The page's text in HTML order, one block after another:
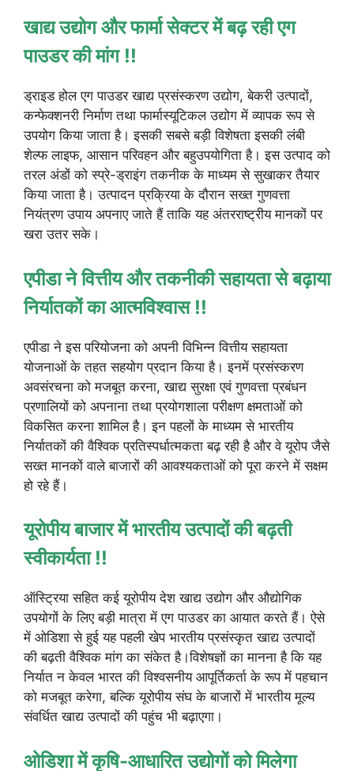
खाद्य उद्योग और फार्मा सेक्टर में बढ़ रही एग
पाउडर की मांग !!
ड्राइड होल एग पाउडर खाद्य प्रसंस्करण उद्योग, बेकरी उत्पादों,
कन्फेक्शनरी निर्माण तथा फार्मास्यूटिकल उद्योग में व्यापक रूप से
उपयोग किया जाता है। इसकी सबसे बड़ी विशेषता इसकी लंबी
शेल्फ लाइफ, आसान परिवहन और बहुउपयोगिता है। इस उत्पाद को
तरल अंडों को स्प्रे-ड्राइंग तकनीक के माध्यम से सुखाकर तैयार
किया जाता है। उत्पादन प्रक्रिया के दौरान सख्त गुणवत्ता
नियंत्रण उपाय अपनाए जाते हैं ताकि यह अंतरराष्ट्रीय मानकों पर
खरा उतर सके।
एपीडा ने वित्तीय और तकनीकी सहायता से बढ़ाया
निर्यातकों का आत्मविश्वास !!
एपीडा ने इस परियोजना को अपनी विभिन्न वित्तीय सहायता
योजनाओं के तहत सहयोग प्रदान किया है। इनमें प्रसंस्करण
अवसंरचना को मजबूत करना, खाद्य सुरक्षा एवं गुणवत्ता प्रबंधन
प्रणालियों को अपनाना तथा प्रयोगशाला परीक्षण क्षमताओं को
विकसित करना शामिल है। इन पहलों के माध्यम से भारतीय
निर्यातकों की वैश्विक प्रतिस्पर्धात्मकता बढ़ रही है और वे यूरोप जैसे
सख्त मानकों वाले बाजारों की आवश्यकताओं को पूरा करने में सक्षम
हो रहे हैं।
यूरोपीय बाजार में भारतीय उत्पादों की बढ़ती
स्वीकार्यता !!
ऑस्ट्रिया सहित कई यूरोपीय देश खाद्य उद्योग और औद्योगिक
उपयोगों के लिए बड़ी मात्रा में एग पाउडर का आयात करते हैं। ऐसे
में ओडिशा से हुई यह पहली खेप भारतीय प्रसंस्कृत खाद्य उत्पादों
की बढ़ती वैश्विक मांग का संकेत है।विशेषज्ञों का मानना है कि यह
निर्यात न केवल भारत की विश्वसनीय आपूर्तिकर्ता के रूप में पहचान
को मजबूत करेगा, बल्कि यूरोपीय संघ के बाजारों में भारतीय मूल्य
संवर्धित खाद्य उत्पादों की पहुंच भी बढ़ाएगा।
ओडिशा में कृषि-आधारित उद्योगों को मिलेगा